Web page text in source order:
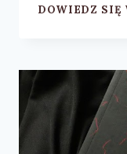
DOWIEDZ SIĘ